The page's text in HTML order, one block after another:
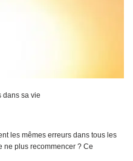
dans sa vie
les mêmes erreurs dans tous les
ne plus recommencer ? Ce